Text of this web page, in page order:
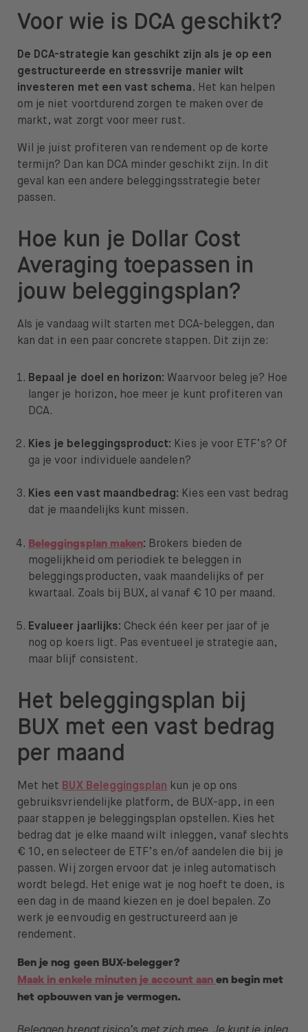
Voor wie is DCA geschikt?
De DCA-strategie kan geschikt zijn als je op een
gestructureerde en stressvrije manier wilt
investeren met een vast schema. Het kan helpen
om je niet voortdurend zorgen te maken over de
markt, wat zorgt voor meer rust.
Wil je juist profiteren van rendement op de korte
termijn? Dan kan DCA minder geschikt zijn. In dit
geval kan een andere beleggingsstrategie beter
passen.
Hoe kun je Dollar Cost
Averaging toepassen in
jouw beleggingsplan?
Als je vandaag wilt starten met DCA-beleggen, dan
kan dat in een paar concrete stappen. Dit zijn ze:
Bepaal je doel en horizon: Waarvoor beleg je? Hoe
langer je horizon, hoe meer je kunt profiteren van
DCA.
Kies je beleggingsproduct: Kies je voor ETF’s? Of
ga je voor individuele aandelen?
Kies een vast maandbedrag: Kies een vast bedrag
dat je maandelijks kunt missen.
Beleggingsplan maken: Brokers bieden de
mogelijkheid om periodiek te beleggen in
beleggingsproducten, vaak maandelijks of per
kwartaal. Zoals bij BUX, al vanaf € 10 per maand.
Evalueer jaarlijks: Check één keer per jaar of je
nog op koers ligt. Pas eventueel je strategie aan,
maar blijf consistent.
Het beleggingsplan bij
BUX met een vast bedrag
per maand
Met het BUX Beleggingsplan kun je op ons
gebruiksvriendelijke platform, de BUX-app, in een
paar stappen je beleggingsplan opstellen. Kies het
bedrag dat je elke maand wilt inleggen, vanaf slechts
€ 10, en selecteer de ETF’s en/of aandelen die bij je
passen. Wij zorgen ervoor dat je inleg automatisch
wordt belegd. Het enige wat je nog hoeft te doen, is
een dag in de maand kiezen en je doel bepalen. Zo
werk je eenvoudig en gestructureerd aan je
rendement.
Ben je nog geen BUX-belegger?
Maak in enkele minuten je account aanen begin met
het opbouwen van je vermogen.